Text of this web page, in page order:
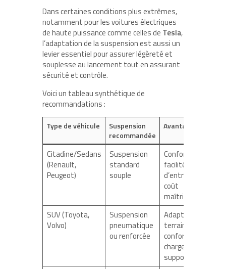
Dans certaines conditions plus extrêmes,
notamment pour les voitures électriques
de haute puissance comme celles de Tesla,
l’adaptation de la suspension est aussi un
levier essentiel pour assurer légèreté et
souplesse au lancement tout en assurant
sécurité et contrôle.
Voici un tableau synthétique de
recommandations :
Type de véhicule
Suspension
recommandée
Avantages
Citadine/Sedans
(Renault,
Peugeot)
Suspension
standard
souple
Confort,
facilité
d’entretien,
coût
maîtrisé
SUV (Toyota,
Volvo)
Suspension
pneumatique
ou renforcée
Adaptabilité
terrain,
confort,
charge
supportée